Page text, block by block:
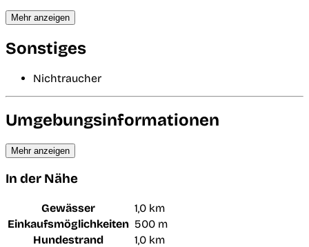
Mehr anzeigen
Sonstiges
Nichtraucher
Umgebungsinformationen
Mehr anzeigen
In der Nähe
Gewässer
1,0 km
Einkaufsmöglichkeiten 500 m
Hundestrand
1,0 km